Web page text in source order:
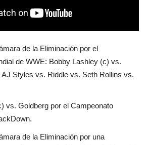
de la Eliminación por el
de WWE: Bobby Lashley (c) vs.
Styles vs. Riddle vs. Seth Rollins vs.
vs. Goldberg por el Campeonato
de la Eliminación por una